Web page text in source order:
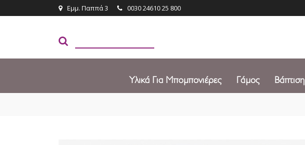
Εμμ. Παππά 3 0030 24610 25 800
Υλικά Για Μπομπονιέρες Γάμος Βάπτιση